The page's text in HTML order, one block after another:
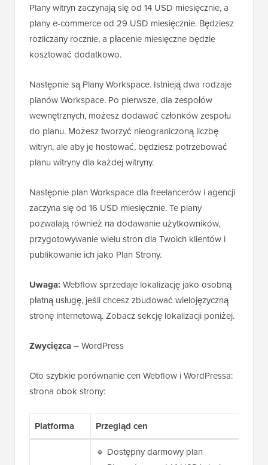
Plany witryn zaczynają się od 14 USD miesięcznie, a
plany e-commerce od 29 USD miesięcznie. Będziesz
rozliczany rocznie, a płacenie miesięczne będzie
kosztować dodatkowo.
Następnie są Plany Workspace. Istnieją dwa rodzaje
planów Workspace. Po pierwsze, dla zespołów
wewnętrznych, możesz dodawać członków zespołu
do planu. Możesz tworzyć nieograniczoną liczbę
witryn, ale aby je hostować, będziesz potrzebować
planu witryny dla każdej witryny.
Następnie plan Workspace dla freelancerów i agencji
zaczyna się od 16 USD miesięcznie. Te plany
pozwalają również na dodawanie użytkowników,
przygotowywanie wielu stron dla Twoich klientów i
publikowanie ich jako Plan Strony.
Uwaga: Webflow sprzedaje lokalizację jako osobną
płatną usługę, jeśli chcesz zbudować wielojęzyczną
stronę internetową. Zobacz sekcję lokalizacji poniżej.
Zwycięzca– WordPress
Oto szybkie porównanie cen Webflow i WordPressa:
strona obok strony:
Platforma
Przegląd cen
🔹 Dostępny darmowy plan